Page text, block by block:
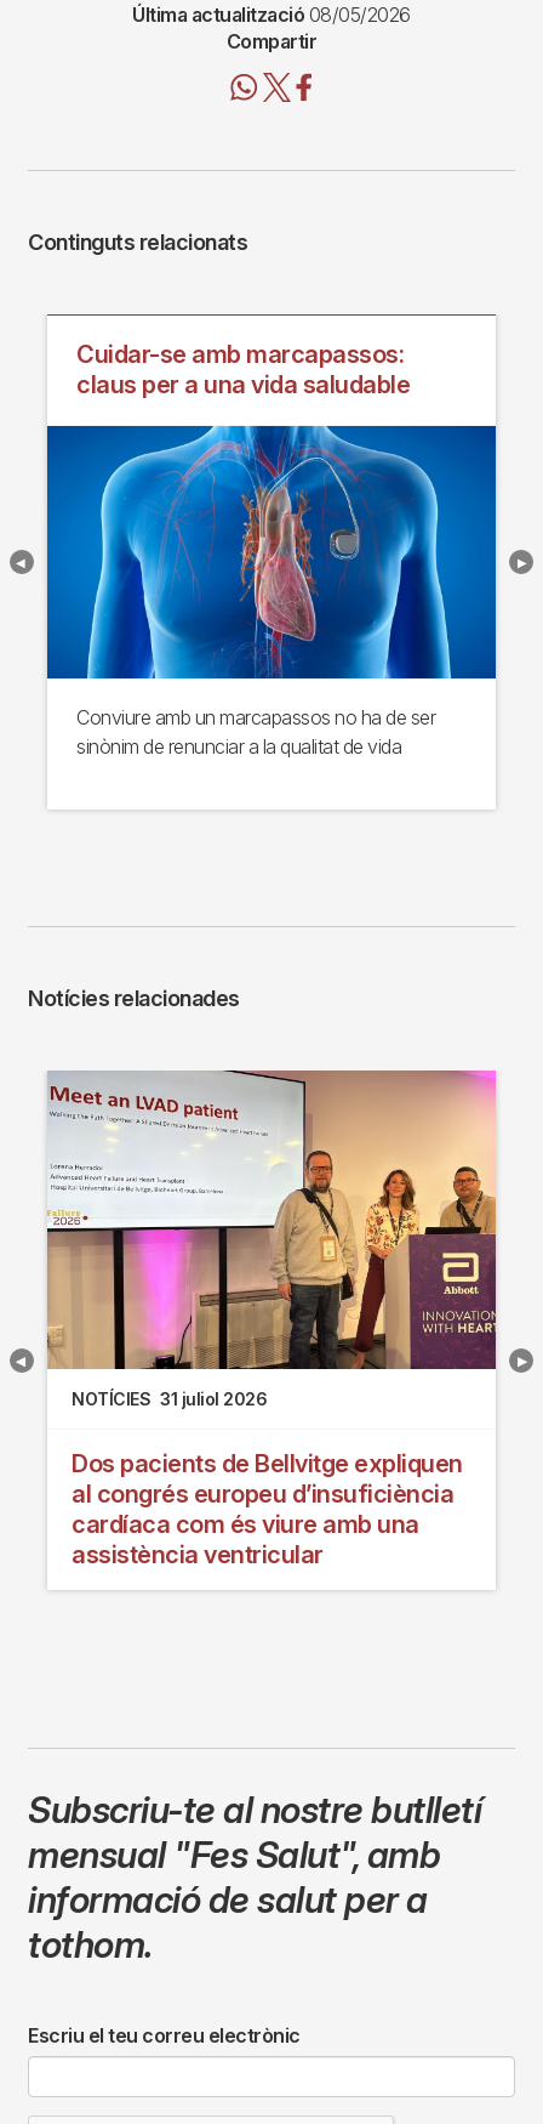
Última actualització 08/05/2026
Compartir
Continguts relacionats
Cuidar-se amb marcapassos:
claus per a una vida saludable
Conviure amb un marcapassos no ha de ser
sinònim de renunciar a la qualitat de vida
Notícies relacionades
NOTÍCIES 31 juliol 2026
Dos pacients de Bellvitge expliquen
al congrés europeu d’insuficiència
cardíaca com és viure amb una
assistència ventricular
Subscriu-te al nostre butlletí
mensual "Fes Salut",amb
informació de salut per a
tothom.
Escriu el teu correu electrònic